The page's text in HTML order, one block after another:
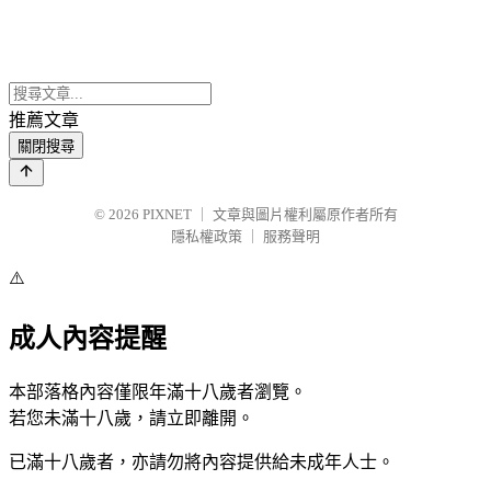
推薦文章
關閉搜尋
© 2026 PIXNET
文章與圖片權利屬原作者所有
隱私權政策
服務聲明
⚠️
成人內容提醒
本部落格內容僅限年滿十八歲者瀏覽。
若您未滿十八歲，請立即離開。
已滿十八歲者，亦請勿將內容提供給未成年人士。